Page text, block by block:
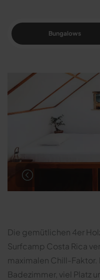
Bungalows
Die gemütlichen 4er
Surfcamp Costa Rica
maximalen Chill-Faktor.
Badezimmer, viel Platz